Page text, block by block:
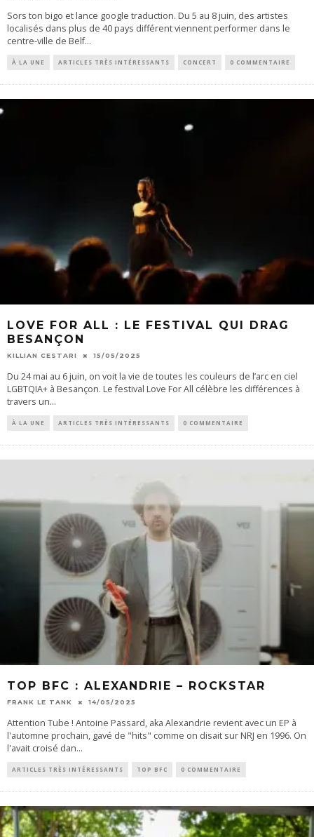
Sors ton bigo et lance google traduction. Du 5 au 8 juin, des artistes
localisés dans plus de 40 pays différent viennent performer dans le
centre-ville de Belf...
À LA UNE ARTICLES TRÈS INTÉRESSANTS CONCERT 0 COMMENTAIRE
LOVE FOR ALL : LE FESTIVAL QUI DRAG
BESANÇON
KILLIAN CESTARI 15/05/2025
Du 24 mai au 6 juin, on voit la vie de toutes les couleurs de l’arc en ciel
LGBTQIA+ à Besançon. Le festival Love For All célèbre les différences à
travers un...
À LA UNE ARTICLES TRÈS INTÉRESSANTS 0 COMMENTAIRE
TOP BFC : ALEXANDRIE – ROCKSTAR
FRANK LE TANK 14/05/2025
Attention Tube ! Antoine Passard, aka Alexandrie revient avec un EP à
l'automne prochain, gavé de "hits" comme on disait sur NRJ en 1996. On
l'avait croisé dan...
ARTICLES TRÈS INTÉRESSANTS TOP BFC 0 COMMENTAIRE